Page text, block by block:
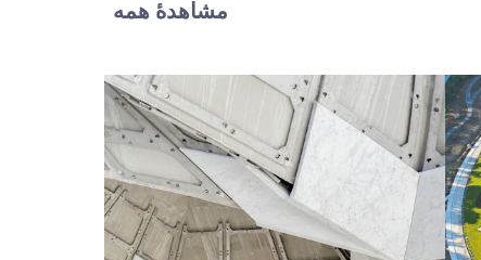
مشاهدهٔ همه